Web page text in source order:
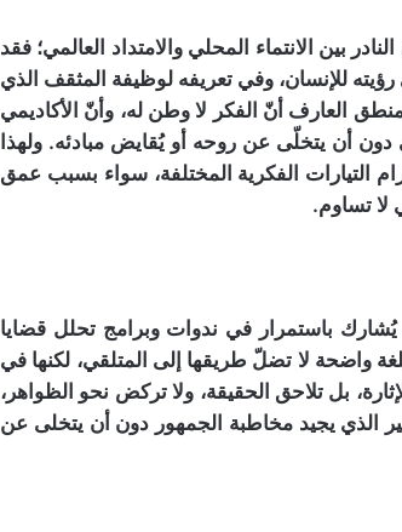
بين الانتماء المحلي والامتداد العالمي؛ فقد
للإنسان، وفي تعريفه لوظيفة المثقف الذي
العارف أنّ الفكر لا وطن له، وأنّ الأكاديمي
أن يتخلّى عن روحه أو يُقايض مبادئه. ولهذا
التيارات الفكرية المختلفة، سواء بسبب عمق
لا تساوم.
باستمرار في ندوات وبرامج تحلل قضايا
واضحة لا تضلّ طريقها إلى المتلقي، لكنها في
بل تلاحق الحقيقة، ولا تركض نحو الظواهر،
الذي يجيد مخاطبة الجمهور دون أن يتخلى عن